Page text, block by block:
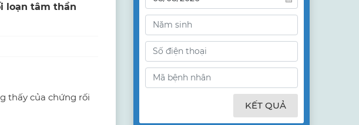
loạn tâm thần
thấy của chứng rối
KẾT QUẢ